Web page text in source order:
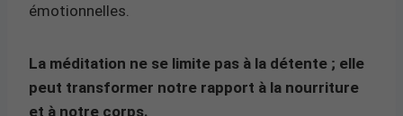
émotionnelles.
La méditation ne se limite pas à la détente ; elle
peut transformer notre rapport à la nourriture
et à notre corps.